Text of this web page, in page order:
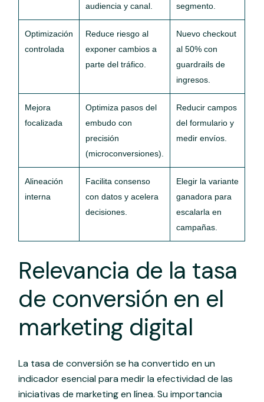
audiencia y canal.
segmento.
Optimización
controlada
Reduce riesgo al
exponer cambios a
parte del tráfico.
Nuevo checkout
al 50% con
guardrails de
ingresos.
Mejora
focalizada
Optimiza pasos del
embudo con
precisión
(microconversiones).
Reducir campos
del formulario y
medir envíos.
Alineación
interna
Facilita consenso
con datos y acelera
decisiones.
Elegir la variante
ganadora para
escalarla en
campañas.
Relevancia de la tasa
de conversión en el
marketing digital
La tasa de conversión se ha convertido en un
indicador esencial para medir la efectividad de las
iniciativas de marketing en línea. Su importancia